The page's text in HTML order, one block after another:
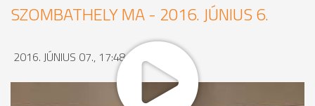
SZOMBATHELY MA - 2016. JÚNIUS 6.
2016. JÚNIUS 07., 17:48